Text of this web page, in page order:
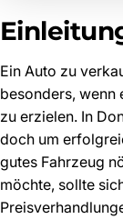
Ein Auto zu
besonders, wenn
zu erzielen. In
doch um
gutes Fahrzeug
möchte, sollte